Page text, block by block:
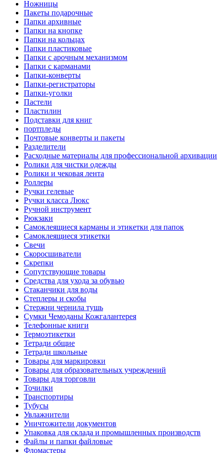
Ножницы
Пакеты подарочные
Папки архивные
Папки на кнопке
Папки на кольцах
Папки пластиковые
Папки с арочным механизмом
Папки с карманами
Папки-конверты
Папки-регистраторы
Папки-уголки
Пастели
Пластилин
Подставки для книг
портпледы
Почтовые конверты и пакеты
Разделители
Расходные материалы для профессиональной архивации
Ролики для чистки одежды
Ролики и чековая лента
Роллеры
Ручки гелевые
Ручки класса Люкс
Ручной инструмент
Рюкзаки
Самоклеящиеся карманы и этикетки для папок
Самоклеящиеся этикетки
Свечи
Скоросшиватели
Скрепки
Сопутствующие товары
Средства для ухода за обувью
Стаканчики для воды
Степлеры и скобы
Стержни чернила тушь
Сумки Чемоданы Кожгалантерея
Телефонные книги
Термоэтикетки
Тетради общие
Тетради школьные
Товары для маркировки
Товары для образовательных учреждений
Товары для торговли
Точилки
Транспортиры
Тубусы
Увлажнители
Уничтожители документов
Упаковка для склада и промышленных производств
Файлы и папки файловые
Фломастеры